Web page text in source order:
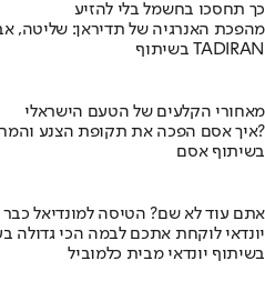
כך תחסכו בחשמל בלי להזיע
מהפכת האנרגיה של תדיראן: שליטה,
בשיתוף TADIRAN
מאחורי הקלעים של הטעם הישראלי
איך אסם הפכה את תקופת הצנע והמחסור הקשה של שנות ה-40 למותג לאומי?
בשיתוף אסם
אתם עוד לא שם? הטיסה למונדיאל כבר
יונדאי לוקחת אתכם לבמה הכי גדולה
בשיתוף יונדאי מבית כלמוביל